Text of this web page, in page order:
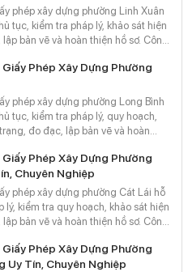
phép xây dựng phường Linh Xuân
tục, kiểm tra pháp lý, khảo sát hiện
bản vẽ và hoàn thiện hồ sơ. Công
hàng chuẩn bị hồ sơ xây dựng
sai sót.
Phép Xây Dựng Phường
phép xây dựng phường Long Bình
tục, kiểm tra pháp lý, quy hoạch,
đo đạc, lập bản vẽ và hoàn
chuyên nghiệp, đồng hành
chuẩn bị hồ sơ xây dựng phù
Phép Xây Dựng Phường
Chuyên Nghiệp
phép xây dựng phường Cát Lái hỗ
lý, kiểm tra quy hoạch, khảo sát hiện
bản vẽ và hoàn thiện hồ sơ. Công
đồng hành cùng khách hàng trong
xây dựng nhanh chóng, thuận
Phép Xây Dựng Phường
Uy Tín, Chuyên Nghiệp